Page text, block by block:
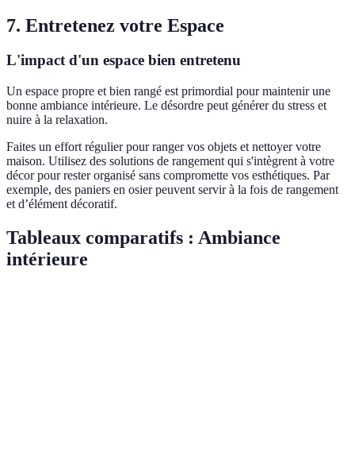
7. Entretenez votre Espace
L'impact d'un espace bien entretenu
Un espace propre et bien rangé est primordial pour maintenir une
bonne ambiance intérieure. Le désordre peut générer du stress et
nuire à la relaxation.
Faites un effort régulier pour ranger vos objets et nettoyer votre
maison. Utilisez des solutions de rangement qui s'intègrent à votre
décor pour rester organisé sans compromette vos esthétiques. Par
exemple, des paniers en osier peuvent servir à la fois de rangement
et d’élément décoratif.
Tableaux comparatifs : Ambiance
intérieure